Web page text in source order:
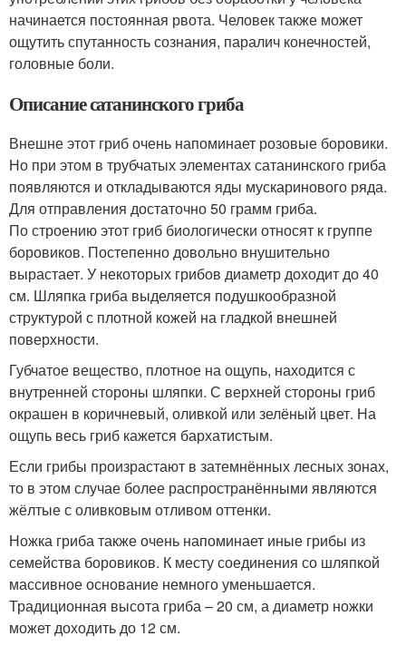
начинается постоянная рвота. Человек также может
ощутить спутанность сознания, паралич конечностей,
головные боли.
Описание сатанинского гриба
Внешне этот гриб очень напоминает розовые боровики.
Но при этом в трубчатых элементах сатанинского гриба
появляются и откладываются яды мускаринового ряда.
Для отправления достаточно 50 грамм гриба.
По строению этот гриб биологически относят к группе
боровиков. Постепенно довольно внушительно
вырастает. У некоторых грибов диаметр доходит до 40
см. Шляпка гриба выделяется подушкообразной
структурой с плотной кожей на гладкой внешней
поверхности.
Губчатое вещество, плотное на ощупь, находится с
внутренней стороны шляпки. С верхней стороны гриб
окрашен в коричневый, оливкой или зелёный цвет. На
ощупь весь гриб кажется бархатистым.
Если грибы произрастают в затемнённых лесных зонах,
то в этом случае более распространёнными являются
жёлтые с оливковым отливом оттенки.
Ножка гриба также очень напоминает иные грибы из
семейства боровиков. К месту соединения со шляпкой
массивное основание немного уменьшается.
Традиционная высота гриба – 20 см, а диаметр ножки
может доходить до 12 см.